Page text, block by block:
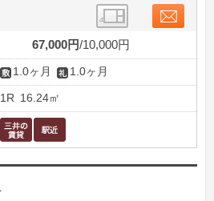
67,000円 10,000円
1.0ヶ月 1.0ヶ月
1R 16.24㎡